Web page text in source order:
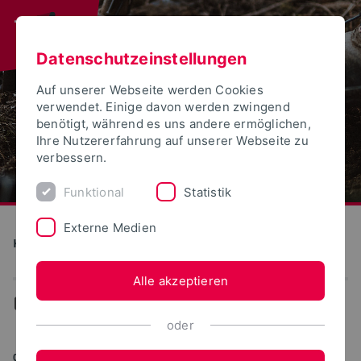
Klimawald
... News
02.03.2020
Datenschutzeinstellungen
Auf unserer Webseite werden Cookies
verwendet. Einige davon werden zwingend
benötigt, während es uns andere ermöglichen,
Ihre Nutzererfahrung auf unserer Webseite zu
verbessern.
Funktional Statistik
Externe Medien
Alle akzeptieren
oder